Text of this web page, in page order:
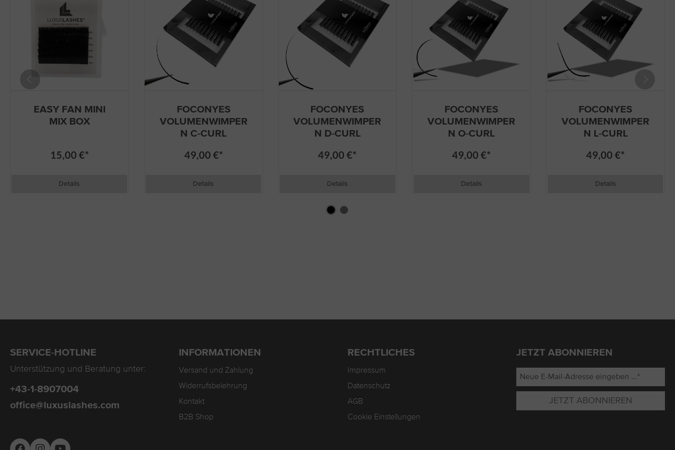
EASY FAN MINI
MIX BOX
15,00 €*
Details
FOCONYES
VOLUMENWIMPER
N C-CURL
49,00 €*
Details
FOCONYES
VOLUMENWIMPER
N D-CURL
49,00 €*
Details
FOCONYES
VOLUMENWIMPER
N O-CURL
49,00 €*
Details
FOCONYES
VOLUMENWIMPER
N L-CURL
49,00 €*
Details
SERVICE-HOTLINE
Unterstützung und Beratung unter:
+43-1-8907004
office@luxuslashes.com
INFORMATIONEN
Versand und Zahlung
Widerrufsbelehrung
Kontakt
B2B Shop
RECHTLICHES
Impressum
Datenschutz
AGB
Cookie Einstellungen
JETZT ABONNIEREN
JETZT ABONNIEREN